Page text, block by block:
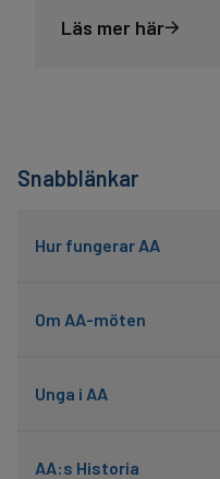
Snabblänkar
Hur fungerar AA
Om AA-möten
Unga i AA
AA:s Historia
Läs mer här